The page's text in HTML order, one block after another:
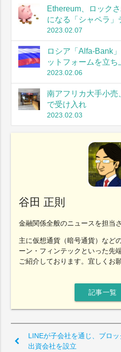
Ethereum、ロック
になる「シャペラ
2023.02.07
ロシア「Alfa-Bank
ットフォームを立ち
2023.02.06
南アフリカ大手小
で受け入れ
2023.02.03
谷田 正則
金融関係全般のニュースを担当
主に仮想通貨（暗号通貨）など
ーン・フィンテックといった先
ご紹介しております。宜しくお
記事一覧
LINEが子会社を通じ、ブロ
出資会社を設立